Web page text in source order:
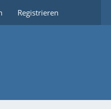
Registrieren